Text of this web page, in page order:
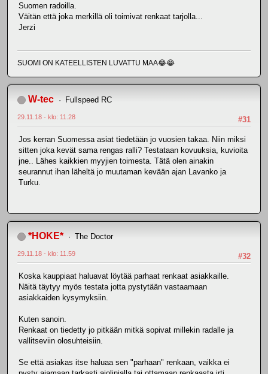
Suomen radoilla.
Väitän että joka merkillä oli toimivat renkaat tarjolla...
Jerzi
SUOMI ON KATEELLISTEN LUVATTU MAA😂😂
W-tec Fullspeed RC
#31
29.11.18 - klo: 11.28
Jos kerran Suomessa asiat tiedetään jo vuosien takaa. Niin miksi
sitten joka kevät sama rengas ralli? Testataan kovuuksia, kuvioita
jne.. Lähes kaikkien myyjien toimesta. Tätä olen ainakin
seurannut ihan läheltä jo muutaman kevään ajan Lavanko ja
Turku.
*HOKE* The Doctor
#32
29.11.18 - klo: 11.59
Koska kauppiaat haluavat löytää parhaat renkaat asiakkaille.
Näitä täytyy myös testata jotta pystytään vastaamaan
asiakkaiden kysymyksiin.
Kuten sanoin.
Renkaat on tiedetty jo pitkään mitkä sopivat millekin radalle ja
vallitseviin olosuhteisiin.
Se että asiakas itse haluaa sen "parhaan" renkaan, vaikka ei